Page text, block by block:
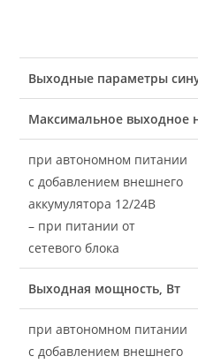
Выходные параметры
Максимальное выходное
при автономном питании
с добавлением внешнего
аккумулятора 12/24В
– при питании от
сетевого блока
Выходная мощность, Вт
при автономном питании
с добавлением внешнего